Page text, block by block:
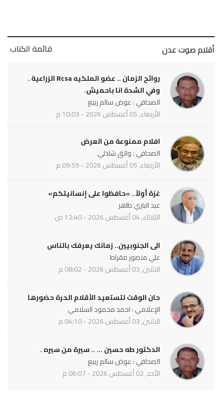
أقلام صوت عدن قائمة الكتاب
روائح الزمان .. عضو الملكيه Rcsa الزراعية .
وفي الشدة انا باحميش.
الصحافي : عوض سالم ربيع
الأربعاء, 05 أغسطس 2026 - 10:03 م
افلام ممنوعة من العرض
الصحافي : واثق شاذلي
الأربعاء, 05 أغسطس 2026 - 09:59 م
غزة أولاً.. «حافظوا على إنسانيتكم»
عبد الباري طاهر
الثلاثاء, 04 أغسطس 2026 - 12:40 ص
الى الجنوبيين.. زمانك يعرفك بالناس
علي منصور مقراط
الاثنين, 03 أغسطس 2026 - 08:02 م
حان الوقت لتستعيد الأقلام الحرة حضورها
الإعلامي : احمد محمود السلامي
الاثنين, 03 أغسطس 2026 - 04:10 م
الدكتور طه حسين ... .. سيرة من سيره .
الصحافي : عوض سالم ربيع
الأحد, 02 أغسطس 2026 - 06:07 م